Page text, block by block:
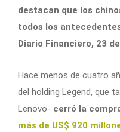
destacan que los
todos los
Diario Financiero, 23
Hace menos de cuatro
del holding Legend, que
Lenovo- cerró la
más de US$ 920